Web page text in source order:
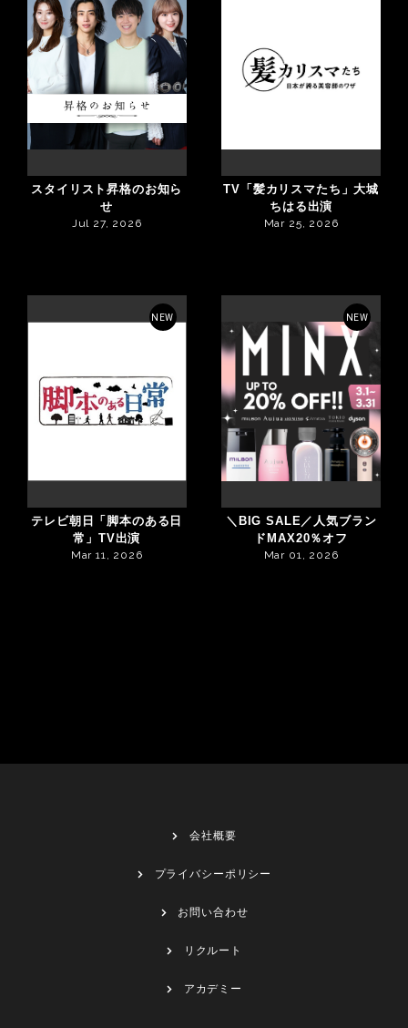
スタイリスト昇格のお知ら
せ
Jul 27, 2026
TV「髪カリスマたち」大城
ちはる出演
Mar 25, 2026
NEW
テレビ朝日「脚本のある日
常」TV出演
Mar 11, 2026
NEW
＼BIG SALE／人気ブラン
ドMAX20％オフ
Mar 01, 2026
会社概要
プライバシーポリシー
お問い合わせ
リクルート
アカデミー